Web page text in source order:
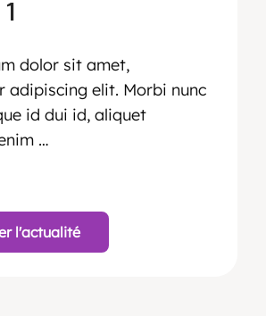
dolor sit amet,
adipiscing elit. Morbi nunc
id dui id, aliquet
…
l'actualité